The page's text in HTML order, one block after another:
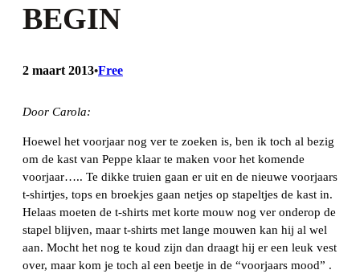
BEGIN
2 maart 2013•Free
Door Carola:
Hoewel het voorjaar nog ver te zoeken is, ben ik toch al bezig
om de kast van Peppe klaar te maken voor het komende
voorjaar….. Te dikke truien gaan er uit en de nieuwe voorjaars
t-shirtjes, tops en broekjes gaan netjes op stapeltjes de kast in.
Helaas moeten de t-shirts met korte mouw nog ver onderop de
stapel blijven, maar t-shirts met lange mouwen kan hij al wel
aan. Mocht het nog te koud zijn dan draagt hij er een leuk vest
over, maar kom je toch al een beetje in de “voorjaars mood” .